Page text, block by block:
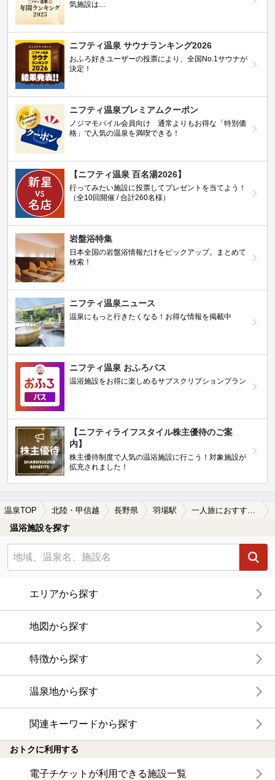
気施設は…
ニフティ温泉 サウナランキング2026
おふろ好きユーザーの投票により、全国No.1サウナが
決定！
ニフティ温泉プレミアムクーポン
ノジマモバイル会員向け 通常よりもお得な「特別価
格」で人気の温泉を満喫できる！
【ニフティ温泉 百名湯2026】
行ってみたい施設に投票してプレゼントを当てよう！
（全10回開催 / 合計260名様）
岩盤浴特集
日本全国の岩盤浴情報だけをピックアップ。まとめて
検索！
ニフティ温泉ニュース
温泉にもっと行きたくなる！お得な情報を掲載中
ニフティ温泉 おふろパス
温浴施設をお得に楽しめるサブスクリプションプラン
【ニフティライフスタイル株主優待のご案
内】
株主優待制度で人気の温浴施設に行こう！対象施設が
拡充されました！
温泉TOP 北陸・甲信越 長野県 羽場駅 一人旅におすすめの羽場駅近くの温泉、日帰り温泉、スーパー銭湯おすすめ
温浴施設を探す
エリアから探す
地図から探す
特徴から探す
温泉地から探す
関連キーワードから探す
おトクに利用する
電子チケットが利用できる施設一覧